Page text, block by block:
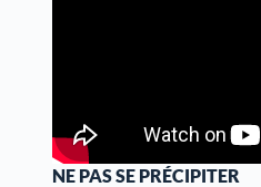
NE PAS SE PRÉCIPITER